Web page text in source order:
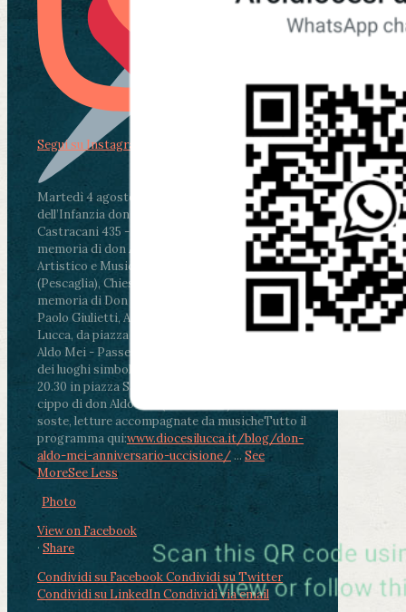
Martedì 4 agosto2026
ore 11:30 - Lucca, Scuola
dell’Infanzia don Aldo Mei - Viale Castruccio
Castracani 435 - Inaugurazione murales in
memoria di don Aldo Mei curato dal Liceo
Artistico e Musicale “Passaglia”
ore 18 - Fiano
(Pescaglia), Chiesa parrocchiale - Messa in
memoria di Don Aldo Mei celebrata da mons.
Paolo Giulietti, Arcivescovo di Lucca
ore 20.30 -
Lucca, da piazza San Michele al Cippo di don
Aldo Mei - Passeggiata della Memoria in alcuni
dei luoghi simbolo della città. Ritrovo alle ore
20.30 in piazza San Michele con conclusione al
cippo di don Aldo Mei (Porta Elisa). Durante le
soste, letture accompagnate da musicheTutto il
programma qui:www.diocesilucca.it/blog/don-
aldo-mei-anniversario-uccisione/ ... See
MoreSee Less
Photo
View on Facebook
· Share
Condividi su FacebookCondividi su Twitter
Condividi su LinkedInCondividi via email
Segui su Instagram